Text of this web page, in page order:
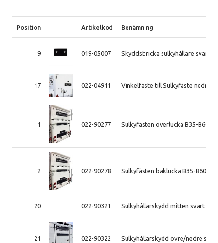
Position Artikelkod Benämning
9 019-05007 Skyddsbricka sulkyhållare svart
17 022-04911 Vinkelfäste till Sulkyfäste nedre,
1 022-90277 Sulkyfästen överlucka B35-B60
2 022-90278 Sulkyfästen baklucka B35-B60
20 022-90321 Sulkyhållarskydd mitten svart
21 022-90322 Sulkyhållarskydd övre/nedre